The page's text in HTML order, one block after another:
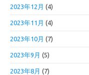
2023年12月 (4)
2023年11月 (4)
2023年10月 (7)
2023年9月 (5)
2023年8月 (7)